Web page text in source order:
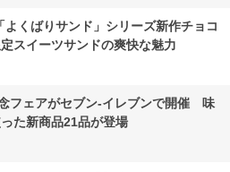
よくばりサンド」シリーズ新作チョコ
スイーツサンドの爽快な魅力
フェアがセブン-イレブンで開催 味
た新商品21品が登場